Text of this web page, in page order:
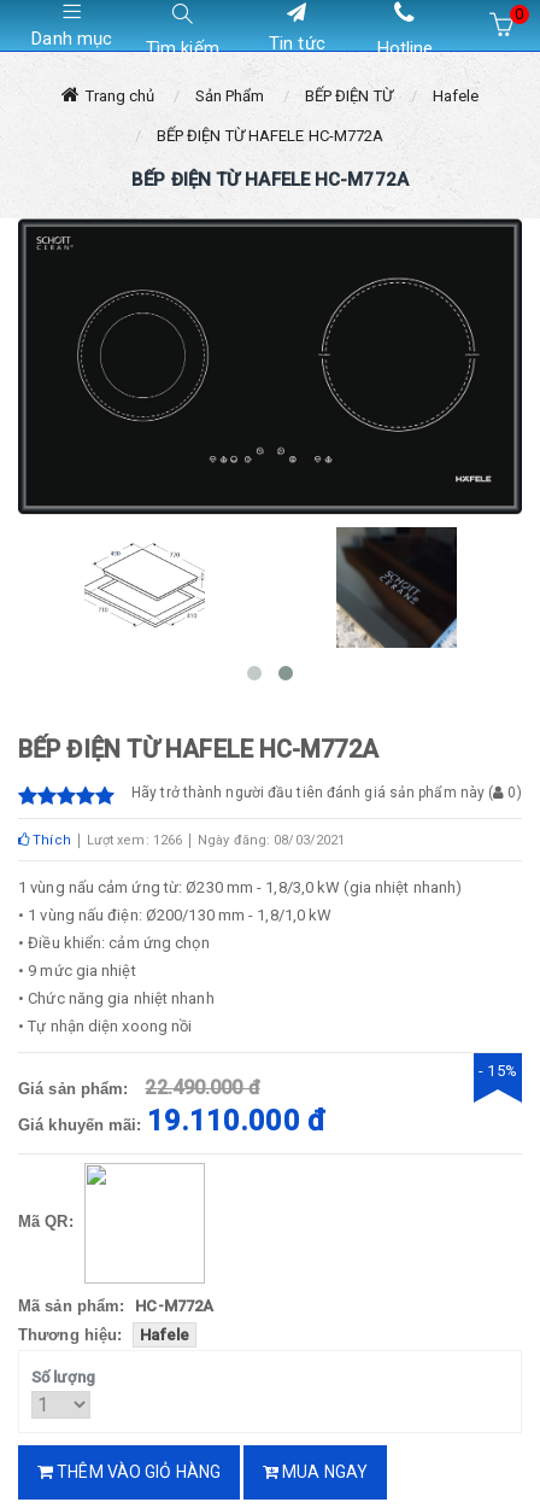
Danh mục Tìm kiếm Tin tức Hotline
0
Trang chủ Sản Phẩm BẾP ĐIỆN TỪ Hafele
BẾP ĐIỆN TỪ HAFELE HC-M772A
BẾP ĐIỆN TỪ HAFELE HC-M772A
BẾP ĐIỆN TỪ HAFELE HC-M772A
Hãy trở thành người đầu tiên đánh giá sản phẩm này ( 0)
Thích Lượt xem: 1266 Ngày đăng: 08/03/2021
1 vùng nấu cảm ứng từ: Ø230 mm - 1,8/3,0 kW (gia nhiệt nhanh)
• 1 vùng nấu điện: Ø200/130 mm - 1,8/1,0 kW
• Điều khiển: cảm ứng chọn
• 9 mức gia nhiệt
• Chức năng gia nhiệt nhanh
• Tự nhận diện xoong nồi
Giá sản phẩm: 22.490.000 đ
Giá khuyến mãi: 19.110.000 đ
- 15%
Mã QR:
Mã sản phẩm:
HC-M772A
Thương hiệu:
Hafele
Số lượng
THÊM VÀO GIỎ HÀNG MUA NGAY